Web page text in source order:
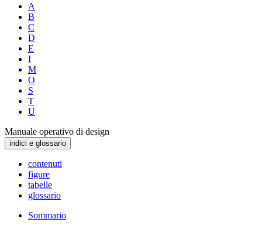
A
B
C
D
E
I
M
O
S
T
U
Manuale operativo di design
indici e glossario
contenuti
figure
tabelle
glossario
Sommario